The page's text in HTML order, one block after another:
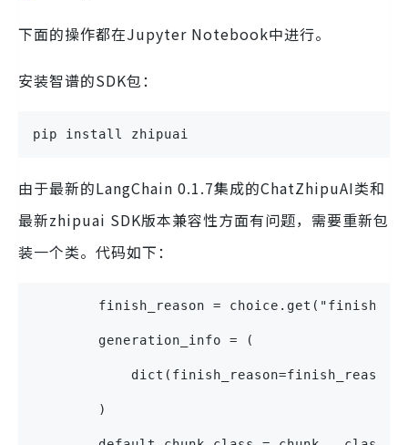
下面的操作都在Jupyter Notebook中进行。
安装智谱的SDK包：
pip install zhipuai
由于最新的LangChain 0.1.7集成的ChatZhipuAI类和
最新zhipuai SDK版本兼容性方面有问题，需要重新包
装一个类。代码如下：
finish_reason =
        generation_info = (
        )